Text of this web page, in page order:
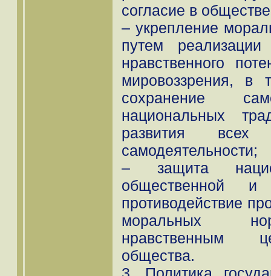
согласие в
– укрепление
путем реализации
нравственного
мировоззрения, в
сохранение
национальных
развития всех
самодеятельности;
– защита
общественной и
противодействие
моральных
нравственным
общества.